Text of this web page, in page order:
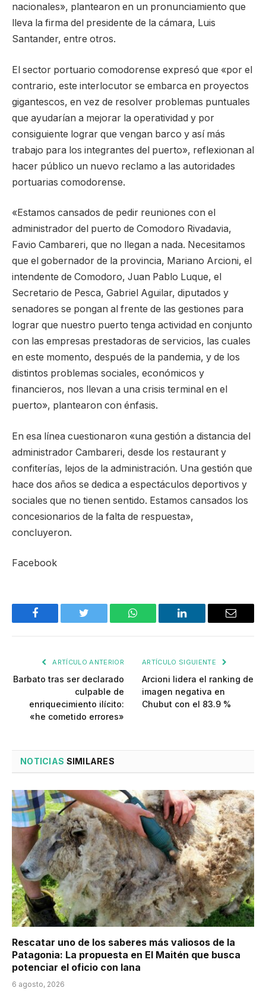
nacionales», plantearon en un pronunciamiento que
lleva la firma del presidente de la cámara, Luis
Santander, entre otros.
El sector portuario comodorense expresó que «por el
contrario, este interlocutor se embarca en proyectos
gigantescos, en vez de resolver problemas puntuales
que ayudarían a mejorar la operatividad y por
consiguiente lograr que vengan barco y así más
trabajo para los integrantes del puerto», reflexionan al
hacer público un nuevo reclamo a las autoridades
portuarias comodorense.
«Estamos cansados de pedir reuniones con el
administrador del puerto de Comodoro Rivadavia,
Favio Cambareri, que no llegan a nada. Necesitamos
que el gobernador de la provincia, Mariano Arcioni, el
intendente de Comodoro, Juan Pablo Luque, el
Secretario de Pesca, Gabriel Aguilar, diputados y
senadores se pongan al frente de las gestiones para
lograr que nuestro puerto tenga actividad en conjunto
con las empresas prestadoras de servicios, las cuales
en este momento, después de la pandemia, y de los
distintos problemas sociales, económicos y
financieros, nos llevan a una crisis terminal en el
puerto», plantearon con énfasis.
En esa línea cuestionaron «una gestión a distancia del
administrador Cambareri, desde los restaurant y
confiterías, lejos de la administración. Una gestión que
hace dos años se dedica a espectáculos deportivos y
sociales que no tienen sentido. Estamos cansados los
concesionarios de la falta de respuesta»,
concluyeron.
Facebook
Facebook Twitter WhatsApp LinkedIn Email
ARTÍCULO ANTERIOR
Barbato tras ser declarado
culpable de
enriquecimiento ilícito:
«he cometido errores»
ARTÍCULO SIGUIENTE
Arcioni lidera el ranking de
imagen negativa en
Chubut con el 83.9 %
NOTICIAS SIMILARES
Rescatar uno de los saberes más valiosos de la
Patagonia: La propuesta en El Maitén que busca
potenciar el oficio con lana
6 agosto, 2026